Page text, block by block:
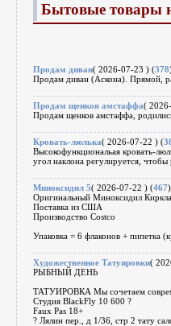
Бытовые товары
Продам диван( 2026-07-23 ) (378
Продам диван (Аскона). Прямой,
Продам щенков амстаффа(
Продам щенков амстаффа,
Кровать-люлька( 2026-07-22 ) (
Высокофункциональая кровать-
угол наклона регулируется, чтобы
Миноксидил 5( 2026-07-22 ) (467)
Оригинальный Миноксидил
Поставка из США
Производство Costco
Упаковка = 6 флаконов + пипетка
Художественное Татуировки(
РЫБНЫЙ ДЕНЬ
ТАТУИРОВКА Мы сочетаем
Студия BlackFly 10 600 ?
Faux Pas 18+
? Лялин пер., д 1/36, стр 2 тату